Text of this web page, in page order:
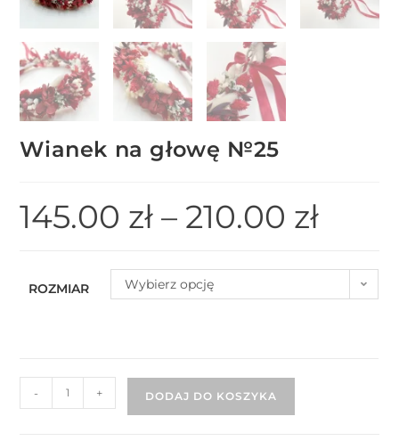
Wianek na głowę №25
145.00 zł – 210.00 zł
ROZMIAR Wybierz opcję
- + DODAJ DO KOSZYKA